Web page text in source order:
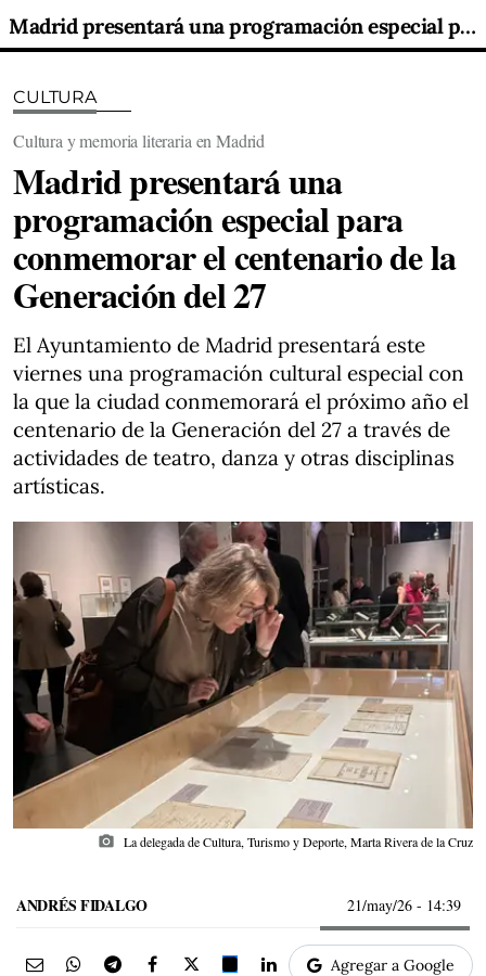
Madrid presentará una programación especial para conmemorar el centenario de la Generación del 27
CULTURA
Cultura y memoria literaria en Madrid
Madrid presentará una
programación especial para
conmemorar el centenario de la
Generación del 27
El Ayuntamiento de Madrid presentará este
viernes una programación cultural especial con
la que la ciudad conmemorará el próximo año el
centenario de la Generación del 27 a través de
actividades de teatro, danza y otras disciplinas
artísticas.
photo_camera La delegada de Cultura, Turismo y Deporte, Marta Rivera de la Cruz
ANDRÉS FIDALGO 21/may/26 - 14:39
Agregar a Google